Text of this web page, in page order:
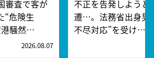
審査で客が
“危険生
港騒然…
2026.08.07
不正を告発しようと
遷…。法務省出身男
不尽対応”を受け…